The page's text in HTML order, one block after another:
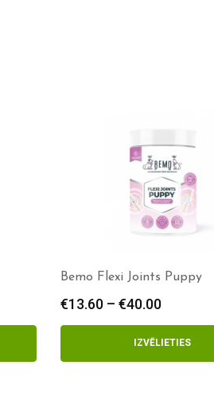
Bemo Flexi Joints Puppy
€13.60 – €40.00
range:
€13.60
through
IZVĒLIETIES